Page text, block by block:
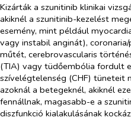
Kizárták a szunitinib klinikai
akiknél a szunitinib-kezelést
esemény, mint például
vagy instabil anginát),
műtét, cerebrovascularis
(TIA) vagy tüdőembólia fordult
szívelégtelenség (CHF) tüneteit
azoknál a betegeknél, akiknél
fennállnak, magasabb-e a
diszfunkció kialakulásának